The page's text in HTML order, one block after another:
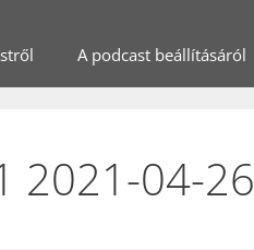
A podcast beállításáról
2021-04-26